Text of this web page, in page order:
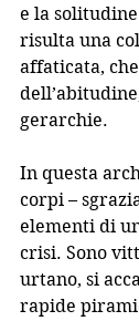
e la
risulta una
affaticata,
gerarchie.
In questa
corpi –
elementi di
crisi. Sono
urtano, si
rapide